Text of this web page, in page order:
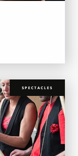
SPECTACLES